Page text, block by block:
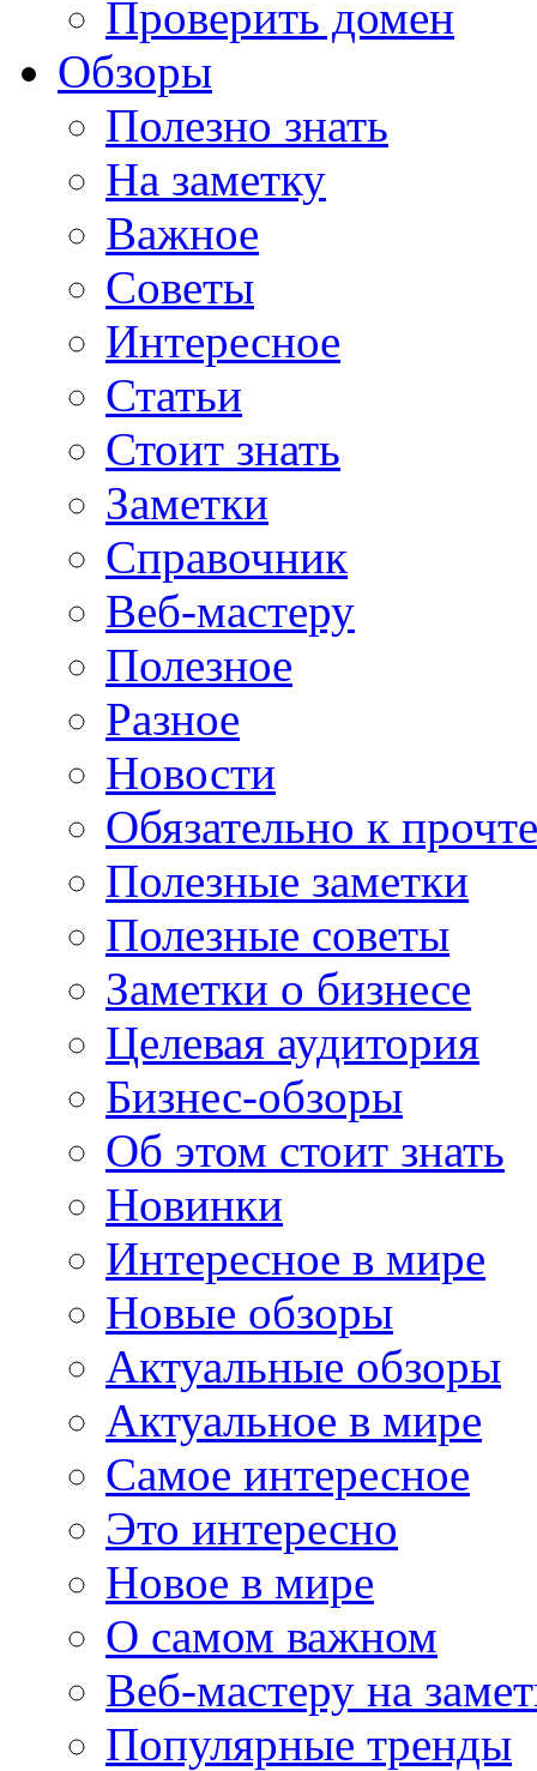
Проверить домен
Обзоры
Полезно знать
На заметку
Важное
Советы
Интересное
Статьи
Стоит знать
Заметки
Справочник
Веб-мастеру
Полезное
Разное
Новости
Обязательно к
Полезные заметки
Полезные советы
Заметки о бизнесе
Целевая аудитория
Бизнес-обзоры
Об этом стоит знать
Новинки
Интересное в мире
Новые обзоры
Актуальные обзоры
Актуальное в мире
Самое интересное
Это интересно
Новое в мире
О самом важном
Веб-мастеру на
Популярные тренды